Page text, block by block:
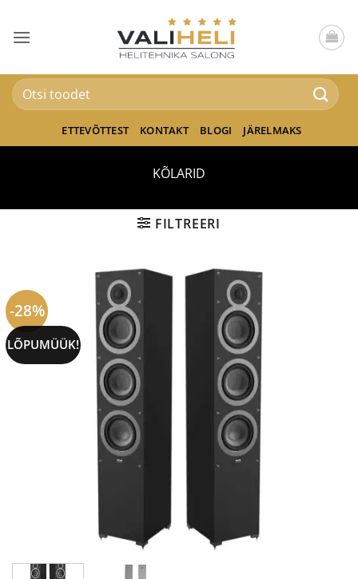
content
Otsi:
ETTEVÕTTEST KONTAKT BLOGI JÄRELMAKS
KÕLARID
FILTREERI
-28%
LÕPUMÜÜK!